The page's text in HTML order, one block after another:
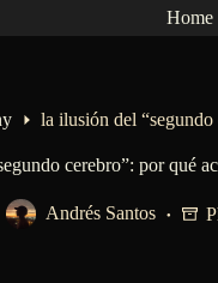
Home
la ilusión del
cerebro”: por qué
Andrés Santos